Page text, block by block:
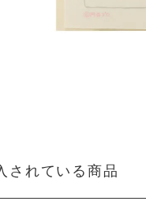
されている商品